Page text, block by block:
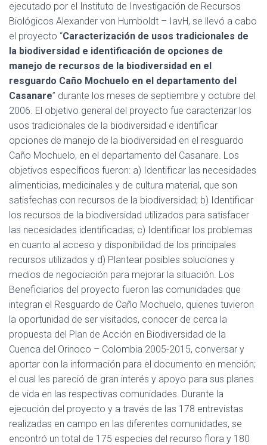
ejecutado por el Instituto de Investigación de Recursos
Biológicos Alexander von Humboldt – IavH, se llevó a cabo
el proyecto “Caracterización de usos tradicionales de
la biodiversidad e identificación de opciones de
manejo de recursos de la biodiversidad en el
resguardo Caño Mochuelo en el departamento del
Casanare” durante los meses de septiembre y octubre del
2006. El objetivo general del proyecto fue caracterizar los
usos tradicionales de la biodiversidad e identificar
opciones de manejo de la biodiversidad en el resguardo
Caño Mochuelo, en el departamento del Casanare. Los
objetivos específicos fueron: a) Identificar las necesidades
alimenticias, medicinales y de cultura material, que son
satisfechas con recursos de la biodiversidad; b) Identificar
los recursos de la biodiversidad utilizados para satisfacer
las necesidades identificadas; c) Identificar los problemas
en cuanto al acceso y disponibilidad de los principales
recursos utilizados y d) Plantear posibles soluciones y
medios de negociación para mejorar la situación. Los
Beneficiarios del proyecto fueron las comunidades que
integran el Resguardo de Caño Mochuelo, quienes tuvieron
la oportunidad de ser visitados, conocer de cerca la
propuesta del Plan de Acción en Biodiversidad de la
Cuenca del Orinoco – Colombia 2005-2015, conversar y
aportar con la información para el documento en mención;
el cual les pareció de gran interés y apoyo para sus planes
de vida en las respectivas comunidades. Durante la
ejecución del proyecto y a través de las 178 entrevistas
realizadas en campo en las diferentes comunidades, se
encontró un total de 175 especies del recurso flora y 180